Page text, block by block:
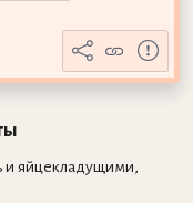
и яйцекладущими,